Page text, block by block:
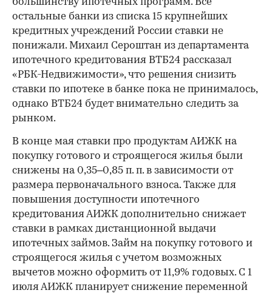
остальные банки из списка 15 крупнейших
кредитных учреждений России ставки не
понижали. Михаил Сероштан из департамента
ипотечного кредитования ВТБ24 рассказал
«РБК-Недвижимости», что решения снизить
ставки по ипотеке в банке пока не принималось,
однако ВТБ24 будет внимательно следить за
рынком.
В конце мая ставки про продуктам АИЖК на
покупку готового и строящегося жилья были
снижены на 0,35–0,85 п. п. в зависимости от
размера первоначального взноса. Также для
повышения доступности ипотечного
кредитования АИЖК дополнительно снижает
ставки в рамках дистанционной выдачи
ипотечных займов. Займ на покупку готового и
строящегося жилья с учетом возможных
вычетов можно оформить от 11,9% годовых. С 1
июля АИЖК планирует снижение переменной